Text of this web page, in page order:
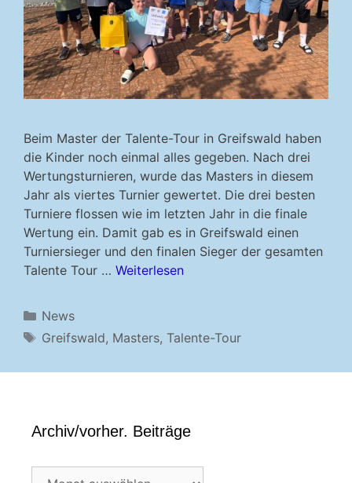
Beim Master der Talente-Tour in Greifswald haben
die Kinder noch einmal alles gegeben. Nach drei
Wertungsturnieren, wurde das Masters in diesem
Jahr als viertes Turnier gewertet. Die drei besten
Turniere flossen wie im letzten Jahr in die finale
Wertung ein. Damit gab es in Greifswald einen
Turniersieger und den finalen Sieger der gesamten
Talente Tour … Weiterlesen
Kategorien
News
Schlagwörter
Greifswald, Masters, Talente-Tour
Archiv/vorher. Beiträge
Archiv/vorher.